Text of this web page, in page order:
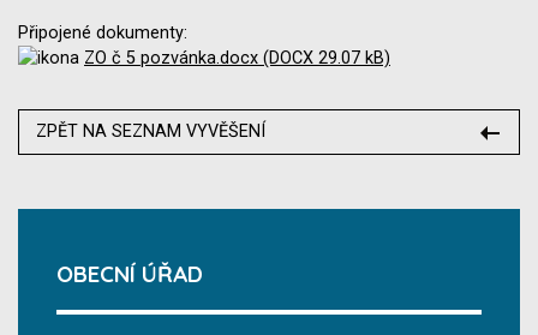
Připojené dokumenty:
ZO č 5 pozvánka.docx (DOCX 29.07 kB)
ZPĚT NA SEZNAM VYVĚŠENÍ
OBECNÍ ÚŘAD